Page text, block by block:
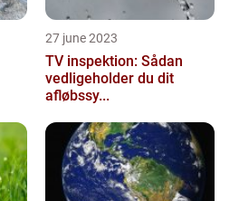
27 june 2023
TV inspektion: Sådan
vedligeholder du dit
afløbssy...